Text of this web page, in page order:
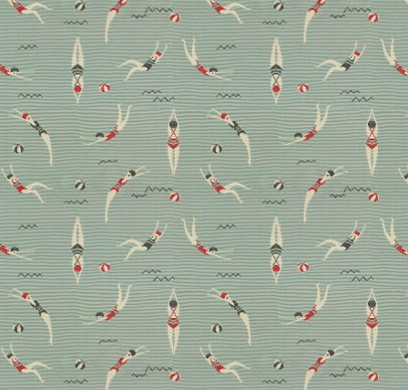
kürzlich fertiggestellte Appartement Do Condo an
der Lissabonner Uferpromenade. Hier gewährt die
Interiordesignerin einen Blick durchs Schlüsselloch
und verrät persönliche City-Tipps.
Aktuell Homestory Reise Wohnen
Mediterranes Wohnen –
schlau in den Stein
gemeißelt
Im sizilianischen Ragusa retteten Designerin
Margherita Rui und Alessandro Rado ein 65